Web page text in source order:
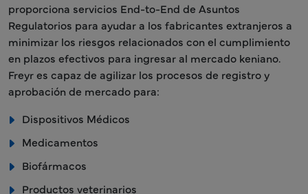
proporciona servicios End-to-End de Asuntos
Regulatorios para ayudar a los fabricantes extranjeros a
minimizar los riesgos relacionados con el cumplimiento
en plazos efectivos para ingresar al mercado keniano.
Freyr es capaz de agilizar los procesos de registro y
aprobación de mercado para:
Dispositivos Médicos
Medicamentos
Biofármacos
Productos veterinarios